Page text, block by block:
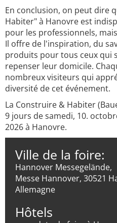
En conclusion, on peut dire
Habiter" à Hanovre est
pour les professionnels,
Il offre de l'inspiration, du
produits pour tous ceux qui
repenser leur domicile.
nombreux visiteurs qui
diversité de cet événement.
La Construire & Habiter
9 jours de samedi, 10.
2026 à Hanovre.
Ville de la foire:
Hannover Messegelände,
Messe Hannover, 30521
Allemagne
Hôtels